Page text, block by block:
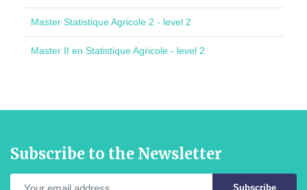
Master Statistique Agricole 2 - level 2
Master II en Statistique Agricole - level 2
Subscribe to the Newsletter
Subscribe